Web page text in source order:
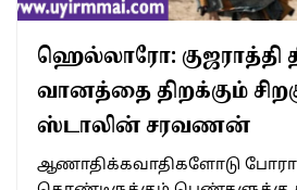
ஹெல்லாரோ: குஜராத்தி
வானத்தை திறக்கும்
ஸ்டாலின் சரவணன்
ஆணாதிக்கவாதிகளோடு